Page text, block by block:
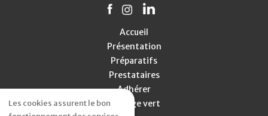
Accueil
Présentation
Préparatifs
Prestataires
Adhérer
Mariage vert
Les cookies assurent le bon